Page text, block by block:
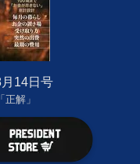
14日号
解」